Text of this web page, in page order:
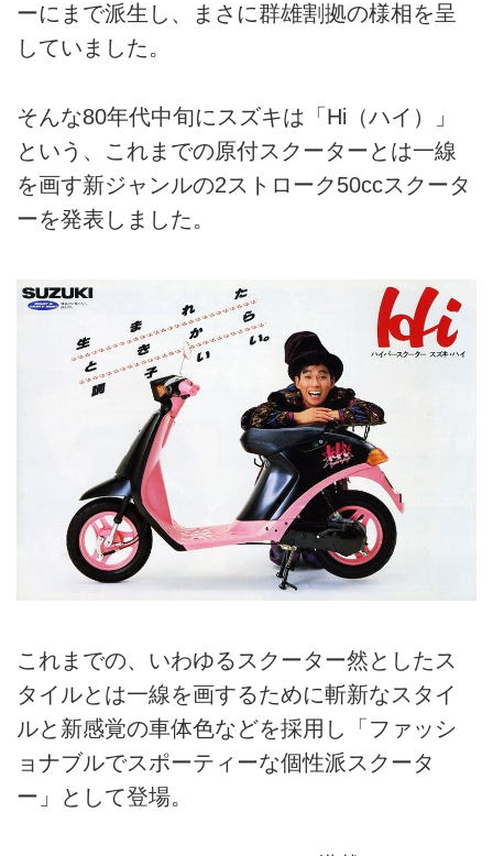
ーにまで派生し、まさに群雄割拠の様相を呈
していました。
そんな80年代中旬にスズキは「Hi（ハイ）」
という、これまでの原付スクーターとは一線
を画す新ジャンルの2ストローク50ccスクータ
ーを発表しました。
これまでの、いわゆるスクーター然としたス
タイルとは一線を画するために斬新なスタイ
ルと新感覚の車体色などを採用し「ファッシ
ョナブルでスポーティーな個性派スクータ
ー」として登場。